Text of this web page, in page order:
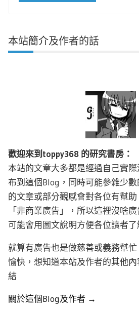
本站簡介及作者的話
歡迎來到toppy368 的研究書房：
本站的文章大多都是經過自己實
布到這個Blog，同時可能參雜少
的文章或部分觀感會對各位有幫
「非商業廣告」，所以這裡沒啥
可能會用圖文說明方便各位讀者
就算有廣告也是做慈善或義務幫
愉快，想知道本站及作者的其他
結
關於這個Blog及作者 →